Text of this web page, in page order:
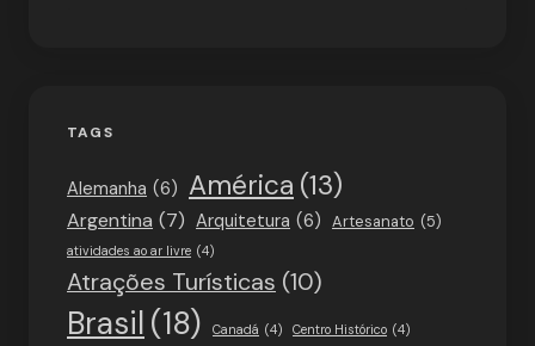
TAGS
Alemanha (6) América (13)
Argentina (7) Arquitetura (6) Artesanato (5)
atividades ao ar livre (4)
Atrações Turísticas (10)
Brasil (18) Canadá (4) Centro Histórico (4)